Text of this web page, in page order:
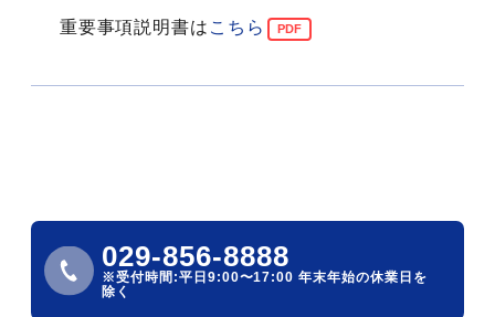
重要事項説明書は こちら
029-856-8888
※受付時間:平日9:00〜17:00年末年始の休業日を
除く